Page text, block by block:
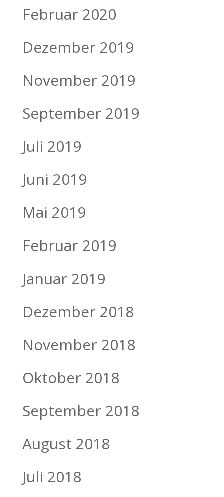
Februar 2020
Dezember 2019
November 2019
September 2019
Juli 2019
Juni 2019
Mai 2019
Februar 2019
Januar 2019
Dezember 2018
November 2018
Oktober 2018
September 2018
August 2018
Juli 2018